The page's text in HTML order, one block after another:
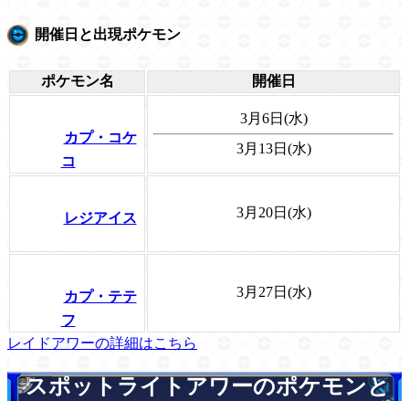
開催日と出現ポケモン
ポケモン名 開催日
カプ・コケ
コ
3月6日(水)
3月13日(水)
レジアイス 3月20日(水)
カプ・テテ
フ
3月27日(水)
レイドアワーの詳細はこちら
スポットライトアワーのポケモンと